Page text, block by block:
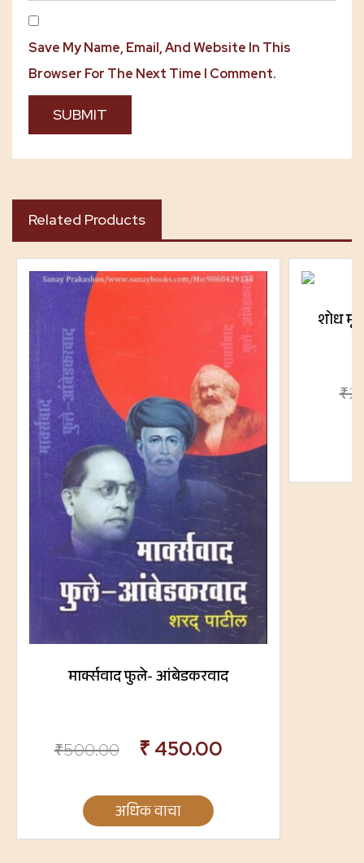
Save My Name, Email, And Website In This
Browser For The Next Time I Comment.
Related Products
मार्क्सवाद फुले- आंबेडकरवाद
₹500.00 ₹ 450.00
अधिक वाचा
शोध
₹